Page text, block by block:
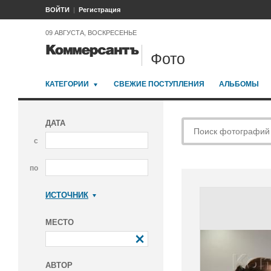
ВОЙТИ Регистрация
09 АВГУСТА, ВОСКРЕСЕНЬЕ
Фото
КАТЕГОРИИ СВЕЖИЕ ПОСТУПЛЕНИЯ АЛЬБОМЫ
ДАТА
с
по
ИСТОЧНИК
МЕСТО
АВТОР